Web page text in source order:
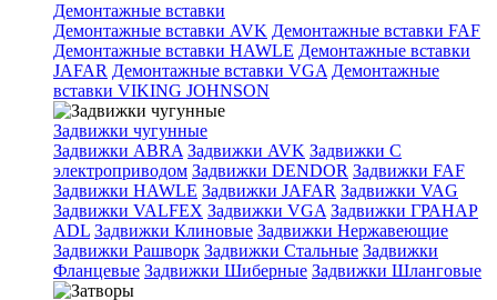
Демонтажные вставки
Демонтажные вставки AVK Демонтажные вставки FAF
Демонтажные вставки HAWLE Демонтажные вставки
JAFAR Демонтажные вставки VGA Демонтажные
вставки VIKING JOHNSON
Задвижки чугунные
Задвижки ABRA Задвижки AVK Задвижки C
электроприводом Задвижки DENDOR Задвижки FAF
Задвижки HAWLE Задвижки JAFAR Задвижки VAG
Задвижки VALFEX Задвижки VGA Задвижки ГРАНАР
ADL Задвижки Клиновые Задвижки Нержавеющие
Задвижки Рашворк Задвижки Стальные Задвижки
Фланцевые Задвижки Шиберные Задвижки Шланговые